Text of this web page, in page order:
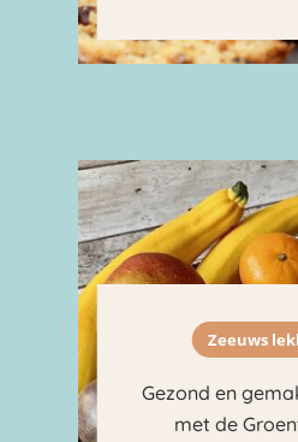
Zeeuws
Gezond en
met de